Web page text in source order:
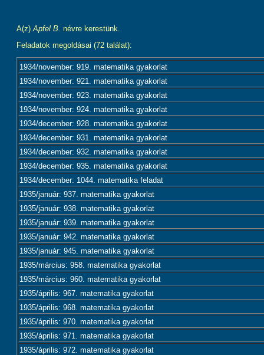
A(z)Apfel B. névre kerestünk.
Feladatok megoldásai (72 találat):
1934/november: 919. matematika gyakorlat
1934/november: 921. matematika gyakorlat
1934/november: 923. matematika gyakorlat
1934/november: 924. matematika gyakorlat
1934/december: 928. matematika gyakorlat
1934/december: 931. matematika gyakorlat
1934/december: 932. matematika gyakorlat
1934/december: 935. matematika gyakorlat
1934/december: 1044. matematika feladat
1935/január: 937. matematika gyakorlat
1935/január: 938. matematika gyakorlat
1935/január: 939. matematika gyakorlat
1935/január: 942. matematika gyakorlat
1935/január: 945. matematika gyakorlat
1935/március: 958. matematika gyakorlat
1935/március: 960. matematika gyakorlat
1935/április: 967. matematika gyakorlat
1935/április: 968. matematika gyakorlat
1935/április: 970. matematika gyakorlat
1935/április: 971. matematika gyakorlat
1935/április: 972. matematika gyakorlat